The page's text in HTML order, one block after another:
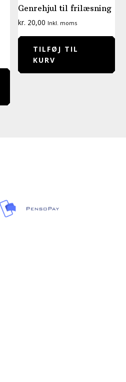
Genrehjul til frilæsning
kr. 20,00 Inkl. moms
TILFØJ TIL
KURV